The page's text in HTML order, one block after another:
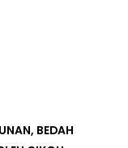
BEDAH